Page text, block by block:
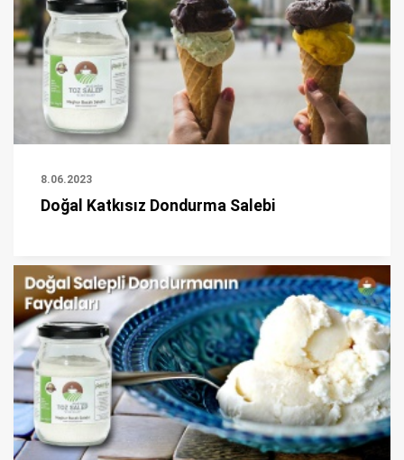
8.06.2023
Doğal Katkısız Dondurma Salebi